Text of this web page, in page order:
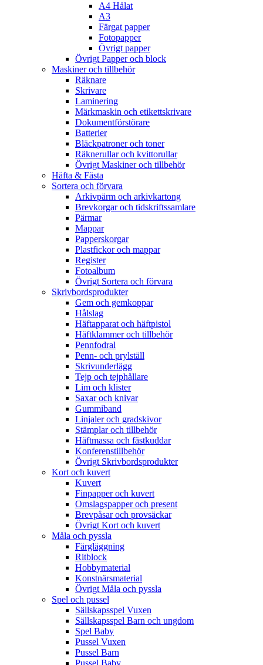
A4 Hålat
A3
Färgat papper
Fotopapper
Övrigt papper
Övrigt Papper och block
Maskiner och tillbehör
Räknare
Skrivare
Laminering
Märkmaskin och etikettskrivare
Dokumentförstörare
Batterier
Bläckpatroner och toner
Räknerullar och kvittorullar
Övrigt Maskiner och tillbehör
Häfta & Fästa
Sortera och förvara
Arkivpärm och arkivkartong
Brevkorgar och tidskriftssamlare
Pärmar
Mappar
Papperskorgar
Plastfickor och mappar
Register
Fotoalbum
Övrigt Sortera och förvara
Skrivbordsprodukter
Gem och gemkoppar
Hålslag
Häftapparat och häftpistol
Häftklammer och tillbehör
Pennfodral
Penn- och prylställ
Skrivunderlägg
Tejp och tejphållare
Lim och klister
Saxar och knivar
Gummiband
Linjaler och gradskivor
Stämplar och tillbehör
Häftmassa och fästkuddar
Konferenstillbehör
Övrigt Skrivbordsprodukter
Kort och kuvert
Kuvert
Finpapper och kuvert
Omslagspapper och present
Brevpåsar och provsäckar
Övrigt Kort och kuvert
Måla och pyssla
Färgläggning
Ritblock
Hobbymaterial
Konstnärsmaterial
Övrigt Måla och pyssla
Spel och pussel
Sällskapsspel Vuxen
Sällskapsspel Barn och ungdom
Spel Baby
Pussel Vuxen
Pussel Barn
Pussel Baby